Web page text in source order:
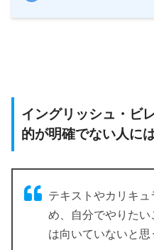
イングリッシュ・ビ
的が明確でない人に
テキストやカリキ
め、自分でやりた
は向いていないと思